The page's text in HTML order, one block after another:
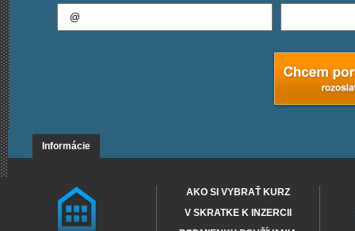
Informácie
AKO SI VYBRAŤ KURZ
V SKRATKE K INZERCII